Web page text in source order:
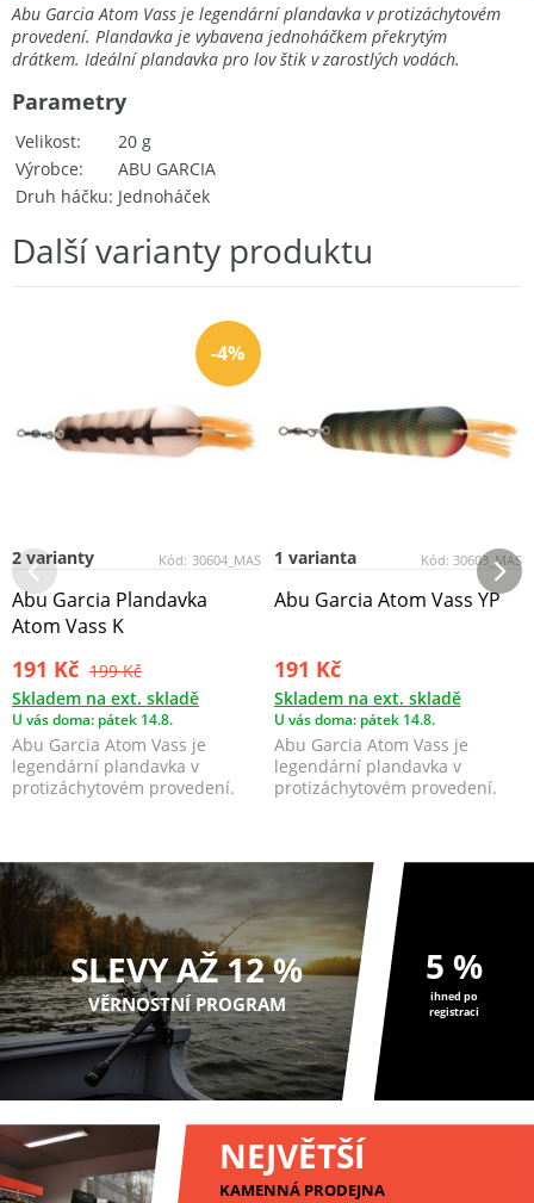
Abu Garcia Atom Vass je legendární plandavka v protizáchytovém
provedení. Plandavka je vybavena jednoháčkem překrytým
drátkem. Ideální plandavka pro lov štik v zarostlých vodách.
Velikost
20 g
Výrobce
ABU GARCIA
Druh háčku Jednoháček
Parametry
Další varianty produktu
-4%
Kód: 30604_MAS
2 varianty
Abu Garcia Plandavka
Atom Vass K
191 Kč 199 Kč
Skladem na ext. skladě
U vás doma: pátek 14.8.
Abu Garcia Atom Vass je
legendární plandavka v
protizáchytovém provedení.
Kód: 30603_MAS
1 varianta
Abu Garcia Atom Vass YP
191 Kč
Skladem na ext. skladě
U vás doma: pátek 14.8.
Abu Garcia Atom Vass je
legendární plandavka v
protizáchytovém provedení.
SLEVY AŽ 12 %
VĚRNOSTNÍ PROGRAM
5 %
ihned po
registraci
NEJVĚTŠÍ
KAMENNÁ PRODEJNA